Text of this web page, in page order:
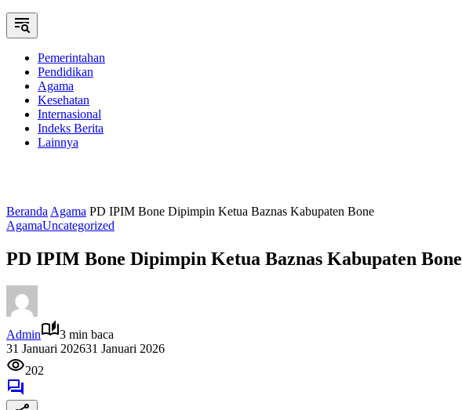
Pemerintahan
Pendidikan
Agama
Kesehatan
Internasional
Indeks Berita
Lainnya
Beranda Agama PD IPIM Bone Dipimpin Ketua Baznas Kabupaten Bone
AgamaUncategorized
PD IPIM Bone Dipimpin Ketua Baznas Kabupaten Bone
Admin
3 min baca
31 Januari 202631 Januari 2026
202